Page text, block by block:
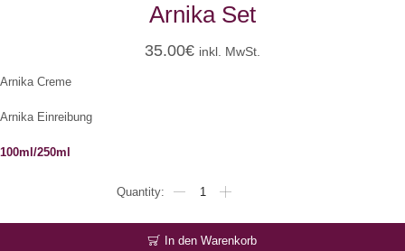
Arnika Set
35.00€ inkl. MwSt.
Arnika Creme
Arnika Einreibung
100ml/250ml
In den Warenkorb